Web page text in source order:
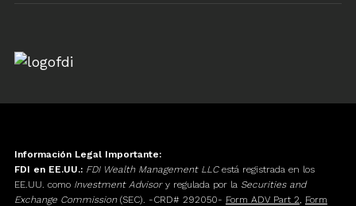
Información Legal Importante:
FDI en EE.UU.: FDI Wealth Management LLCestá registrada en los
EE.UU. como Investment Advisory regulada por la Securities and
Exchange Commission(SEC). -CRD# 292050- Form ADV Part 2, Form